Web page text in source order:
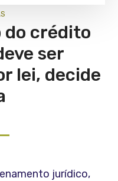
do crédito
ser
lei, decide
jurídico,